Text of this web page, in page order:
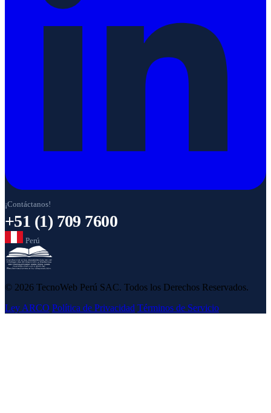
¡Contáctanos!
+51 (1) 709 7600
Perú
© 2026 TecnoWeb Perú SAC. Todos los Derechos Reservados.
Ley ARCO Política de Privacidad Términos de Servicio